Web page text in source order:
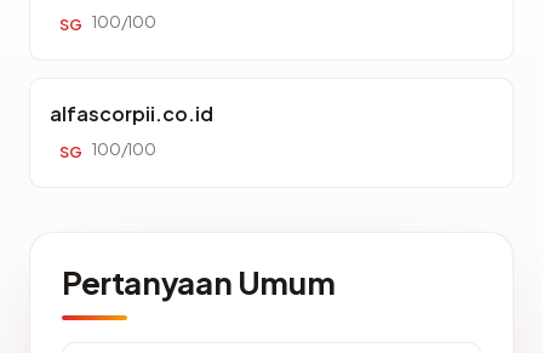
SG 100/100
alfascorpii.co.id
SG 100/100
Pertanyaan Umum